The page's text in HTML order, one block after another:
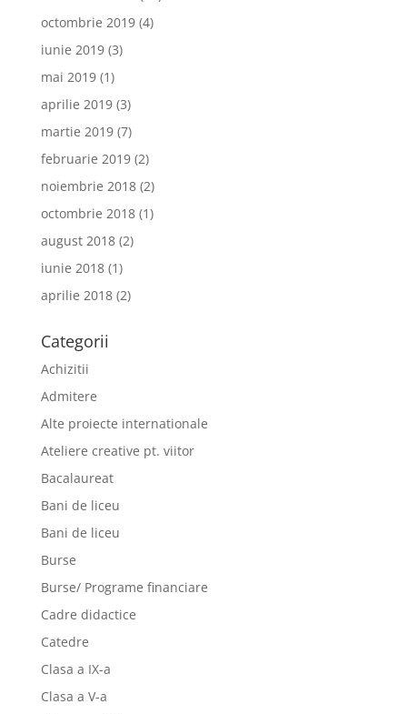
octombrie 2019(4)
iunie 2019(3)
mai 2019(1)
aprilie 2019(3)
martie 2019(7)
februarie 2019(2)
noiembrie 2018(2)
octombrie 2018(1)
august 2018(2)
iunie 2018(1)
aprilie 2018(2)
Categorii
Achizitii
Admitere
Alte proiecte internationale
Ateliere creative pt. viitor
Bacalaureat
Bani de liceu
Bani de liceu
Burse
Burse/ Programe financiare
Cadre didactice
Catedre
Clasa a IX-a
Clasa a V-a